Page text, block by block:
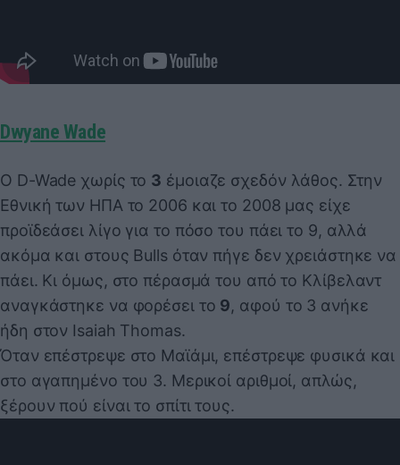
Dwyane Wade
Ο D-Wade χωρίς το 3 έμοιαζε σχεδόν λάθος. Στην
Εθνική των ΗΠΑ το 2006 και το 2008 μας είχε
προϊδεάσει λίγο για το πόσο του πάει το 9, αλλά
ακόμα και στους Bulls όταν πήγε δεν χρειάστηκε να
πάει. Κι όμως, στο πέρασμά του από το Κλίβελαντ
αναγκάστηκε να φορέσει το 9, αφού το 3 ανήκε
ήδη στον Isaiah Thomas.
Όταν επέστρεψε στο Μαϊάμι, επέστρεψε φυσικά και
στο αγαπημένο του 3. Μερικοί αριθμοί, απλώς,
ξέρουν πού είναι το σπίτι τους.